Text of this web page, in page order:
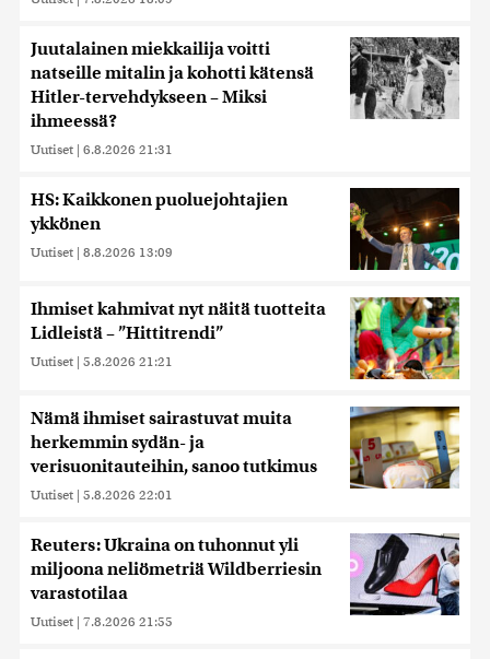
Juutalainen miekkailija voitti
natseille mitalin ja kohotti kätensä
Hitler-tervehdykseen – Miksi
ihmeessä?
Uutiset | 6.8.2026 21:31
HS: Kaikkonen puoluejohtajien
ykkönen
Uutiset | 8.8.2026 13:09
Ihmiset kahmivat nyt näitä tuotteita
Lidleistä – ”Hittitrendi”
Uutiset | 5.8.2026 21:21
Nämä ihmiset sairastuvat muita
herkemmin sydän- ja
verisuonitauteihin, sanoo tutkimus
Uutiset | 5.8.2026 22:01
Reuters: Ukraina on tuhonnut yli
miljoona neliömetriä Wildberriesin
varastotilaa
Uutiset | 7.8.2026 21:55